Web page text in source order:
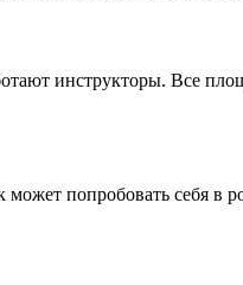
инструкторы. Все
попробовать себя в